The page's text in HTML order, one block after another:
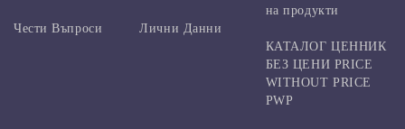
Чести Въпроси Лични Данни
на продукти
КАТАЛОГ ЦЕННИК
БЕЗ ЦЕНИ PRICE
WITHOUT PRICE
PWP